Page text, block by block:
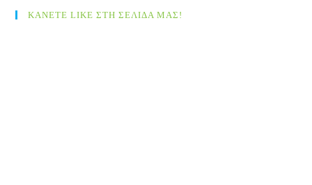
ΚΑΝΕΤΕ LIKE ΣΤΗ ΣΕΛΙΔΑ ΜΑΣ!